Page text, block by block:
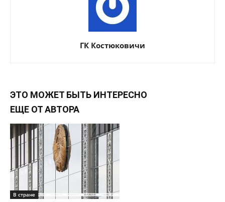
ГК Костюковичи
ЭТО МОЖЕТ БЫТЬ ИНТЕРЕСНО
ЕЩЕ ОТ АВТОРА
В стране